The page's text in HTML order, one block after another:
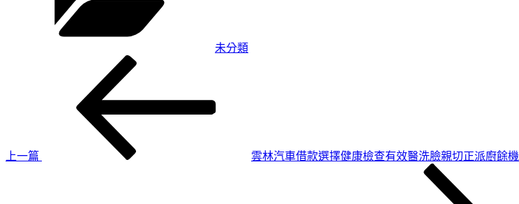
未分類
上一篇
雲林汽車借款選擇健康檢查有效醫洗臉親切正派廚餘機